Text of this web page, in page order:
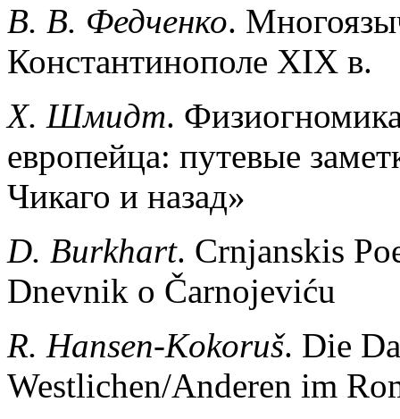
В. В. Федченко.
Константинополе XIX в.
X. Шмидт.
европейца: путевые
Чикаго и назад»
D. Burkhart. Crnjanskis
Dnevnik о Čarnojeviću
R. Hansen-Kokoruš. Die
Westlichen/Anderen im